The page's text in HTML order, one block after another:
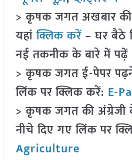
> कृषक जगत अखबार
यहांक्लिक करें– घर बैठे
नई तकनीक के बारे में पढ़ें
> कृषक जगत ई-पेपर
लिंक पर क्लिक करें: E-
> कृषक जगत की अंग्रेजी
नीचे दिए गए लिंक पर
Agriculture